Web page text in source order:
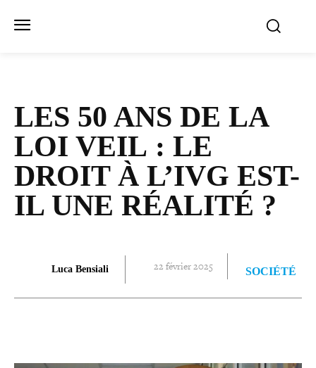
LES 50 ANS DE LA
LOI VEIL : LE
DROIT À L’IVG EST-​
IL UNE RÉALITÉ ?
Luca Bensiali 22 février 2025 SOCIÉTÉ